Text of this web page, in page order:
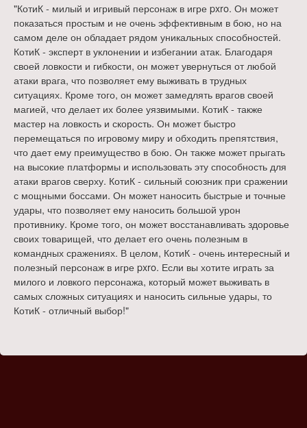
"КотиК - милый и игривый персонаж в игре pxro. Он может
показаться простым и не очень эффективным в бою, но на
самом деле он обладает рядом уникальных способностей.
КотиК - эксперт в уклонении и избегании атак. Благодаря
своей ловкости и гибкости, он может увернуться от любой
атаки врага, что позволяет ему выживать в трудных
ситуациях. Кроме того, он может замедлять врагов своей
магией, что делает их более уязвимыми. КотиК - также
мастер на ловкость и скорость. Он может быстро
перемещаться по игровому миру и обходить препятствия,
что дает ему преимущество в бою. Он также может прыгать
на высокие платформы и использовать эту способность для
атаки врагов сверху. КотиК - сильный союзник при сражении
с мощными боссами. Он может наносить быстрые и точные
удары, что позволяет ему наносить большой урон
противнику. Кроме того, он может восстанавливать здоровье
своих товарищей, что делает его очень полезным в
командных сражениях. В целом, КотиК - очень интересный и
полезный персонаж в игре pxro. Если вы хотите играть за
милого и ловкого персонажа, который может выживать в
самых сложных ситуациях и наносить сильные удары, то
КотиК - отличный выбор!"